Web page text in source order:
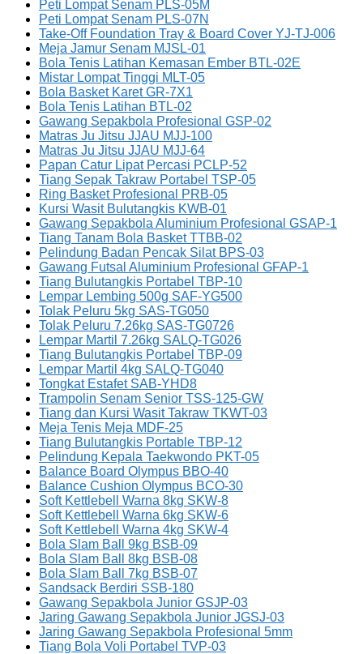
Peti Lompat Senam PLS-05M
Peti Lompat Senam PLS-07N
Take-Off Foundation Tray & Board Cover YJ-TJ-006
Meja Jamur Senam MJSL-01
Bola Tenis Latihan Kemasan Ember BTL-02E
Mistar Lompat Tinggi MLT-05
Bola Basket Karet GR-7X1
Bola Tenis Latihan BTL-02
Gawang Sepakbola Profesional GSP-02
Matras Ju Jitsu JJAU MJJ-100
Matras Ju Jitsu JJAU MJJ-64
Papan Catur Lipat Percasi PCLP-52
Tiang Sepak Takraw Portabel TSP-05
Ring Basket Profesional PRB-05
Kursi Wasit Bulutangkis KWB-01
Gawang Sepakbola Aluminium Profesional GSAP-1
Tiang Tanam Bola Basket TTBB-02
Pelindung Badan Pencak Silat BPS-03
Gawang Futsal Aluminium Profesional GFAP-1
Tiang Bulutangkis Portabel TBP-10
Lempar Lembing 500g SAF-YG500
Tolak Peluru 5kg SAS-TG050
Tolak Peluru 7.26kg SAS-TG0726
Lempar Martil 7.26kg SALQ-TG026
Tiang Bulutangkis Portabel TBP-09
Lempar Martil 4kg SALQ-TG040
Tongkat Estafet SAB-YHD8
Trampolin Senam Senior TSS-125-GW
Tiang dan Kursi Wasit Takraw TKWT-03
Meja Tenis Meja MDF-25
Tiang Bulutangkis Portable TBP-12
Pelindung Kepala Taekwondo PKT-05
Balance Board Olympus BBO-40
Balance Cushion Olympus BCO-30
Soft Kettlebell Warna 8kg SKW-8
Soft Kettlebell Warna 6kg SKW-6
Soft Kettlebell Warna 4kg SKW-4
Bola Slam Ball 9kg BSB-09
Bola Slam Ball 8kg BSB-08
Bola Slam Ball 7kg BSB-07
Sandsack Berdiri SSB-180
Gawang Sepakbola Junior GSJP-03
Jaring Gawang Sepakbola Junior JGSJ-03
Jaring Gawang Sepakbola Profesional 5mm
Tiang Bola Voli Portabel TVP-03